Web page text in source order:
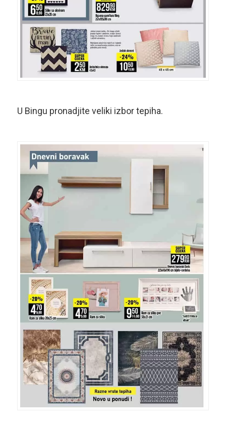
U Bingu pronadjite veliki izbor tepiha.